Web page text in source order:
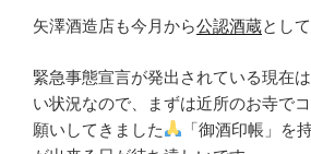
矢澤酒造店も今月から公認酒蔵とし
緊急事態宣言が発出されている現在
い状況なので、まずは近所のお寺で
願いしてきました
「御酒印帳」を